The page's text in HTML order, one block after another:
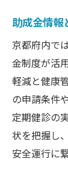
法
運
ト
身
ト
京都府
助成金情報
京都府内で
金制度が活
軽減と健康
の申請条件
定期健診の
状を把握し
安全運行に